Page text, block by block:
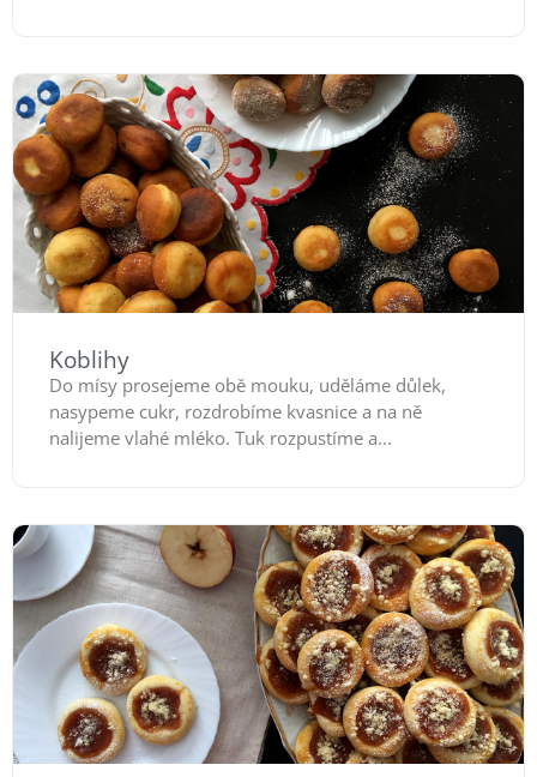
Koblihy
Do mísy prosejeme obě mouku, uděláme důlek,
nasypeme cukr, rozdrobíme kvasnice a na ně
nalijeme vlahé mléko. Tuk rozpustíme a...